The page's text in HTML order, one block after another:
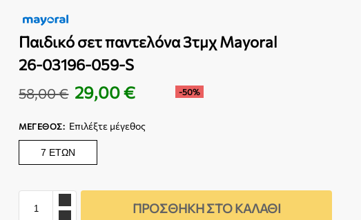
Παιδικό σετ παντελόνα 3τμχ Mayoral
26-03196-059-S
58,00€ 29,00€ -50%
ΜΈΓΕΘΟΣ: Επιλέξτε μέγεθος
7 ΕΤΏΝ
ΠΡΟΣΘΉΚΗ ΣΤΟ ΚΑΛΆΘΙ